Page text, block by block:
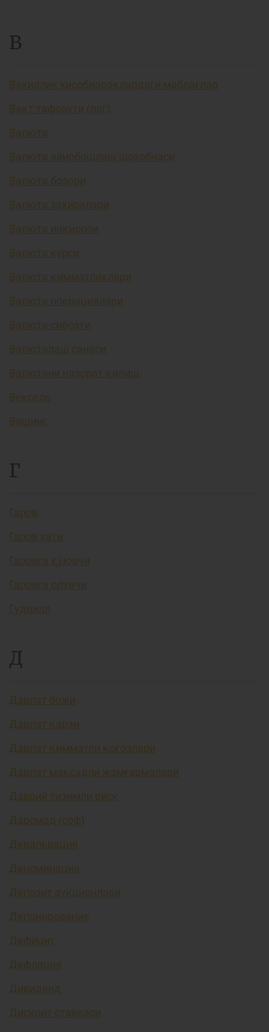
В
Вакиллик ҳисобварақлардаги маблағлар
Вақт тафовути (лаг)
Валюта
Валюта айирбошлаш шохобчаси
Валюта бозори
Валюта заҳиралари
Валюта инқирози
Валюта курси
Валюта қимматликлари
Валюта операциялари
Валюта сиёсати
Валюталаш санаси
Валютани назорат қилиш
Вексель
Вишинг
Г
Гаров
Гаров хати
Гаровга қўювчи
Гаровга олувчи
Гудвилл
Д
Давлат божи
Давлат қарзи
Давлат қимматли қоғозлари
Давлат мақсадли жамғармалари
Даврий тизимли риск
Даромад (соф)
Девальвация
Деноминация
Депозит аукционлари
Депонирование
Дефицит
Дефляция
Дивиденд
Дисконт ставкаси